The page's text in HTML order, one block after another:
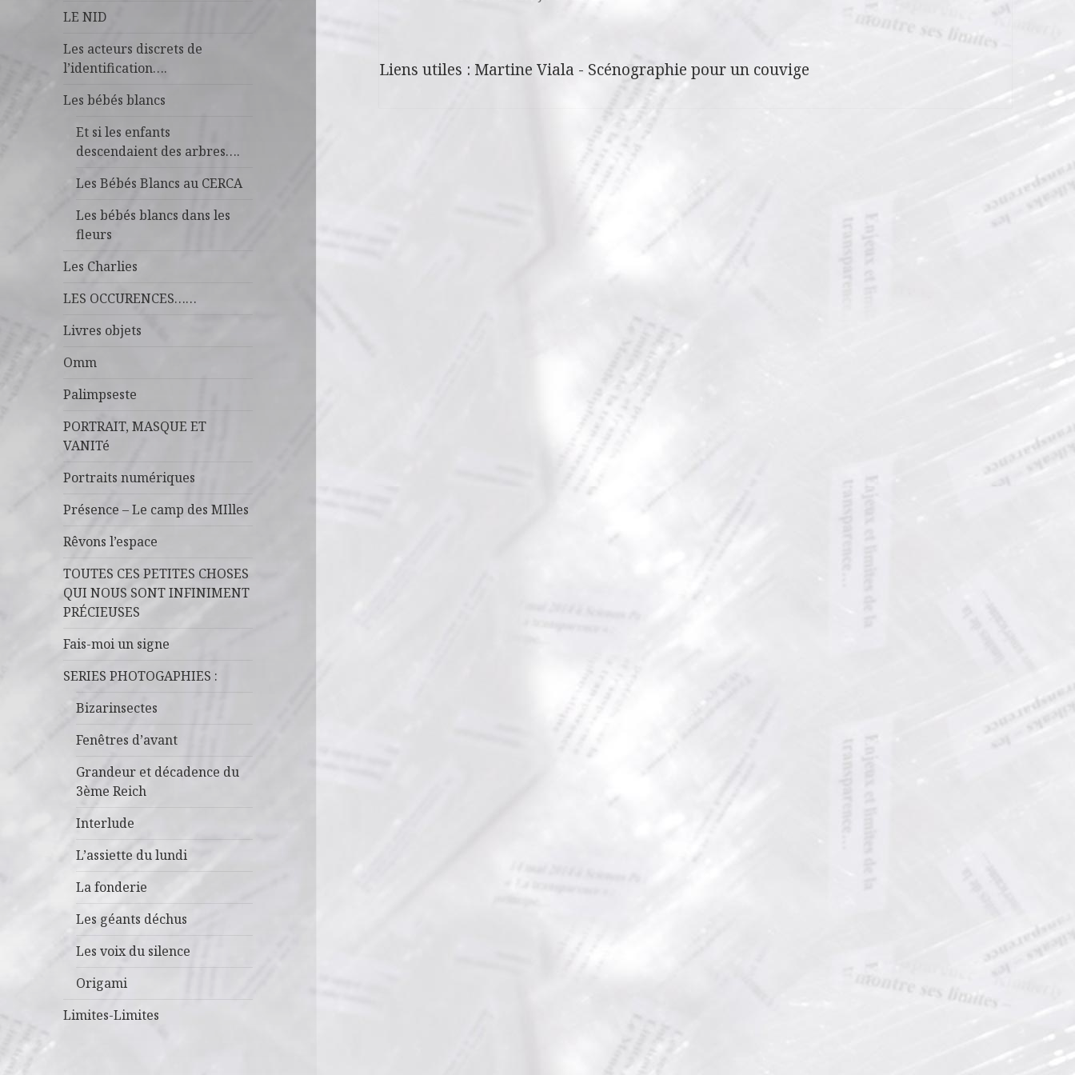
LE NID
Les acteurs discrets de
l’identification….
Les bébés blancs
Et si les enfants
descendaient des arbres….
Les Bébés Blancs au CERCA
Les bébés blancs dans les
fleurs
Les Charlies
LES OCCURENCES……
Livres objets
Omm
Palimpseste
PORTRAIT, MASQUE ET
VANITé
Portraits numériques
Présence – Le camp des MIlles
Rêvons l’espace
TOUTES CES PETITES CHOSES
QUI NOUS SONT INFINIMENT
PRÉCIEUSES
Fais-moi un signe
SERIES PHOTOGAPHIES :
Bizarinsectes
Fenêtres d’avant
Grandeur et décadence du
3ème Reich
Interlude
L’assiette du lundi
La fonderie
Les géants déchus
Les voix du silence
Origami
Limites-Limites
Liens utiles : Martine Viala - Scénographie pour un couvige